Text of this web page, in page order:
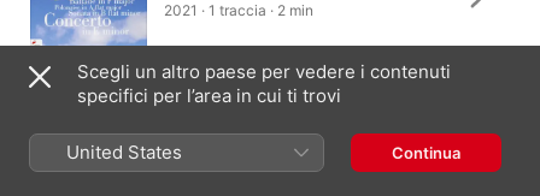
2021 · 1 traccia · 2 min
Arthur Rubinstein
2014 · 1 traccia · 2 min
Scegli un altro paese per vedere i contenuti
specifici per l’area in cui ti trovi
United States Continua